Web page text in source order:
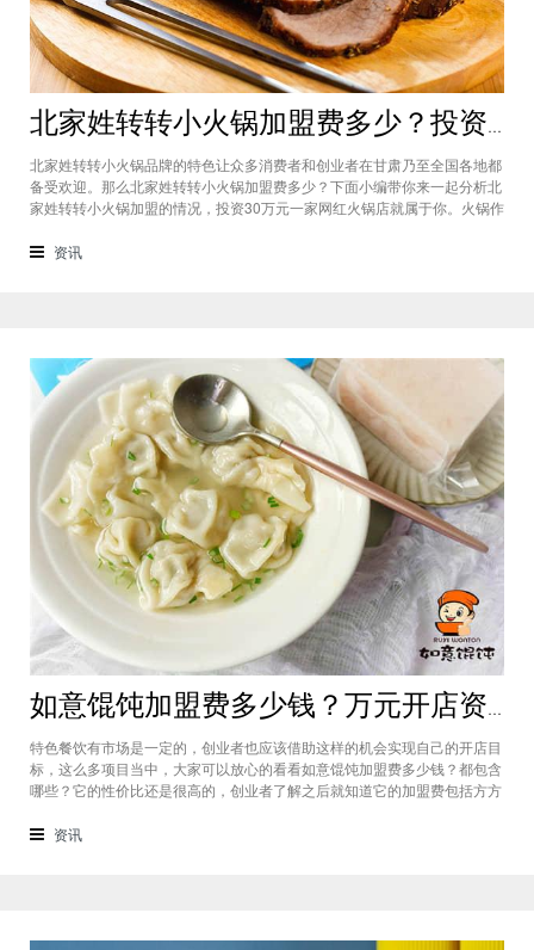
北家姓转转小火锅加盟费多少？投资30万一家网红火锅店就属于你
北家姓转转小火锅品牌的特色让众多消费者和创业者在甘肃乃至全国各地都
备受欢迎。那么北家姓转转小火锅加盟费多少？下面小编带你来一起分析北
家姓转转小火锅加盟的情况，投资30万元一家网红火锅店就属于你。火锅作
态存在着。北家姓转转小火锅凭借自己的产品和装修在美食市场当中受到越
资讯
如意馄饨加盟费多少钱？万元开店资金压力基本上不会出现在经营中
特色餐饮有市场是一定的，创业者也应该借助这样的机会实现自己的开店目
标，这么多项目当中，大家可以放心的看看如意馄饨加盟费多少钱？都包含
哪些？它的性价比还是很高的，创业者了解之后就知道它的加盟费包括方方
的。加盟费用创业者想要了解一下如意馄饨加盟费多少钱？是不是值得加
资讯